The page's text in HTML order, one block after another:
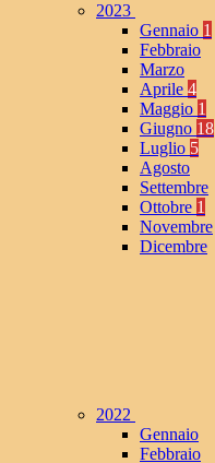
2023
Gennaio 1
Febbraio
Marzo
Aprile 4
Maggio 1
Giugno 18
Luglio 5
Agosto
Settembre
Ottobre 1
Novembre
Dicembre
2022
Gennaio
Febbraio